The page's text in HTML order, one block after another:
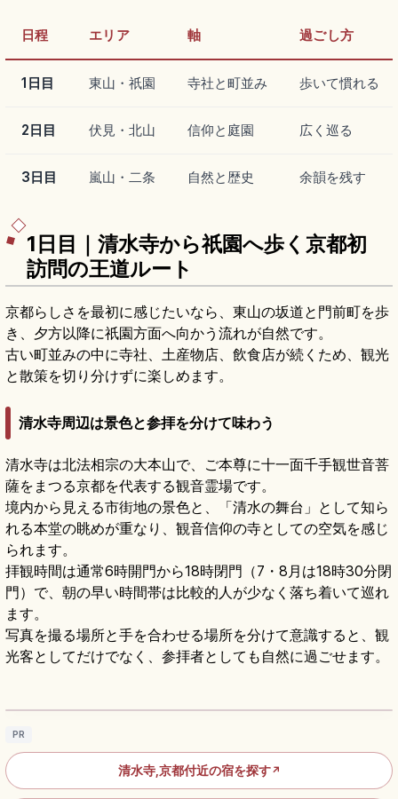
日程 エリア 軸 過ごし方
1日目 東山・祇園 寺社と町並み 歩いて慣れる
2日目 伏見・北山 信仰と庭園 広く巡る
3日目 嵐山・二条 自然と歴史 余韻を残す
1日目｜清水寺から祇園へ歩く京都初
訪問の王道ルート
京都らしさを最初に感じたいなら、東山の坂道と門前町を歩
き、夕方以降に祇園方面へ向かう流れが自然です。
古い町並みの中に寺社、土産物店、飲食店が続くため、観光
と散策を切り分けずに楽しめます。
清水寺周辺は景色と参拝を分けて味わう
清水寺は北法相宗の大本山で、ご本尊に十一面千手観世音菩
薩をまつる京都を代表する観音霊場です。
境内から見える市街地の景色と、「清水の舞台」として知ら
れる本堂の眺めが重なり、観音信仰の寺としての空気を感じ
られます。
拝観時間は通常6時開門から18時閉門（7・8月は18時30分閉
門）で、朝の早い時間帯は比較的人が少なく落ち着いて巡れ
ます。
写真を撮る場所と手を合わせる場所を分けて意識すると、観
光客としてだけでなく、参拝者としても自然に過ごせます。
清水寺の見どころ｜清水の舞台・音羽の滝・
PR
清水寺,京都付近の宿を探す↗